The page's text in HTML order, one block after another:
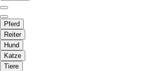
Pferd
Reiter
Hund
Katze
Tiere